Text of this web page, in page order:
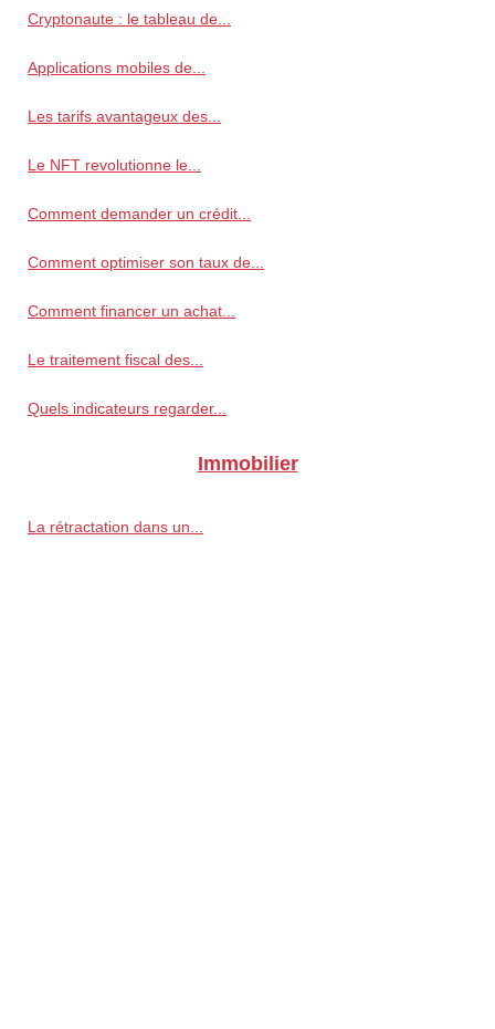
Cryptonaute : le tableau de...
Applications mobiles de...
Les tarifs avantageux des...
Le NFT revolutionne le...
Comment demander un crédit...
Comment optimiser son taux de...
Comment financer un achat...
Le traitement fiscal des...
Quels indicateurs regarder...
Immobilier
La rétractation dans un...